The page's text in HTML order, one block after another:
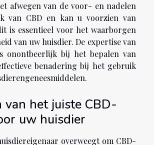
afwegen van de voor- en nadelen
van CBD en kan u voorzien van
is essentieel voor het waarborgen
van uw huisdier. De expertise van
onontbeerlijk bij het bepalen van
benadering bij het gebruik
van het juiste CBD-
uw huisdier
overweegt om CBD-